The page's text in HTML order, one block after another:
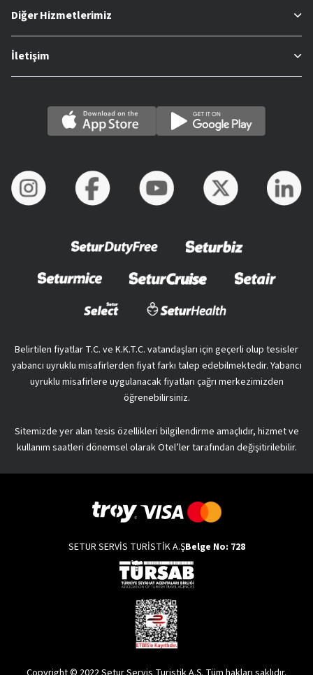
Diğer Hizmetlerimiz
İletişim
Belirtilen fiyatlar T.C. ve K.K.T.C. vatandaşları için geçerli olup tesisler
yabancı uyruklu misafirlerden fiyat farkı talep edebilmektedir. Yabancı
uyruklu misafirlere uygulanacak fiyatları çağrı merkezimizden
öğrenebilirsiniz.
Sitemizde yer alan tesis özellikleri bilgilendirme amaçlıdır, hizmet ve
kullanım saatleri dönemsel olarak Otel’ler tarafından değişitirilebilir.
SETUR SERVİS TURİSTİK A.ŞBelge No: 728